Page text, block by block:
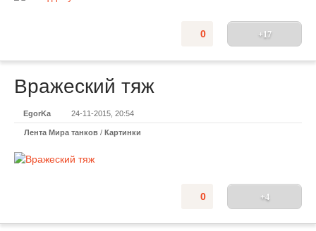
+17
0
Вражеский тяж
EgorKa 24-11-2015, 20:54
Лента Мира танков / Картинки
+4
0